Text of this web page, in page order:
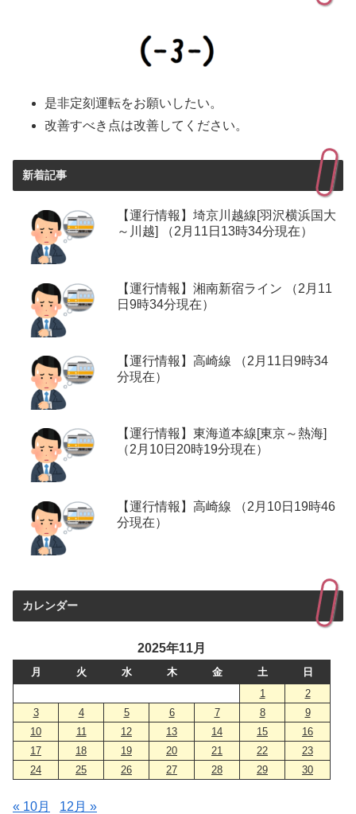
是非定刻運転をお願いしたい。
改善すべき点は改善してください。
新着記事
【運行情報】埼京川越線[羽沢横浜国大
～川越] （2月11日13時34分現在）
【運行情報】湘南新宿ライン （2月11
日9時34分現在）
【運行情報】高崎線 （2月11日9時34
分現在）
【運行情報】東海道本線[東京～熱海]
（2月10日20時19分現在）
【運行情報】高崎線 （2月10日19時46
分現在）
カレンダー
2025年11月
月 火 水 木 金 土
日
1
2
3
4 5 6 7 8
9
10
11 12 13 14 15
16
17
18 19 20 21 22
23
24
25 26 27 28 29 30
« 10月 12月 »